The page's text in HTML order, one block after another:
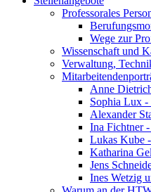
Professorales
Wege zur
Wissenschaft und
Verwaltung,
Anne
Sophia Lux -
Alexander
Ina Fichtner
Lukas Kube
Katharina
Jens
Ines Wetzig